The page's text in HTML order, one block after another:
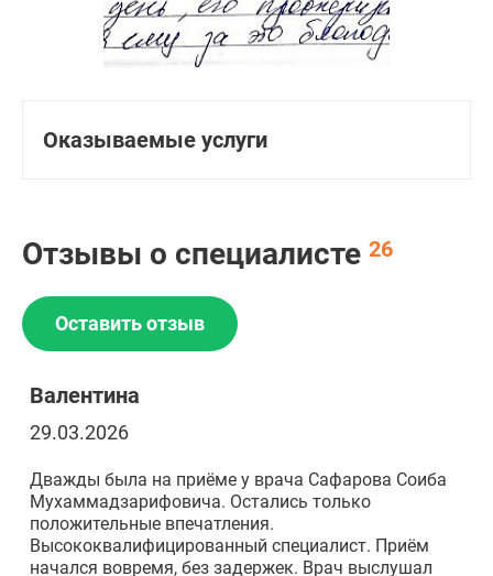
Оказываемые услуги
Отзывы о специалисте 26
Оставить отзыв
Валентина
29.03.2026
Дважды была на приёме у врача Сафарова Соиба
Мухаммадзарифовича. Остались только
положительные впечатления.
Высококвалифицированный специалист. Приём
начался вовремя, без задержек. Врач выслушал